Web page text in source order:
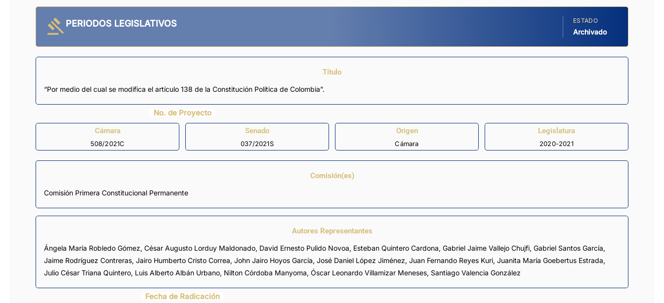
PERIODOS LEGISLATIVOS ESTADO
Archivado
Título
“Por medio del cual se modifica el artículo 138 de la Constitución Política de Colombia”.
No. de Proyecto
Cámara
508/2021C
Senado
037/2021S
Origen
Cámara
Legislatura
2020-2021
Comisión(es)
Comisión Primera Constitucional Permanente
Autores Representantes
Ángela María Robledo Gómez, César Augusto Lorduy Maldonado, David Ernesto Pulido Novoa, Esteban Quintero Cardona, Gabriel Jaime Vallejo Chujfi, Gabriel Santos García,
Jaime Rodríguez Contreras, Jairo Humberto Cristo Correa, John Jairo Hoyos García, José Daniel López Jiménez, Juan Fernando Reyes Kuri, Juanita María Goebertus Estrada,
Julio César Triana Quintero, Luis Alberto Albán Urbano, Nilton Córdoba Manyoma, Óscar Leonardo Villamizar Meneses, Santiago Valencia González
Fecha de Radicación